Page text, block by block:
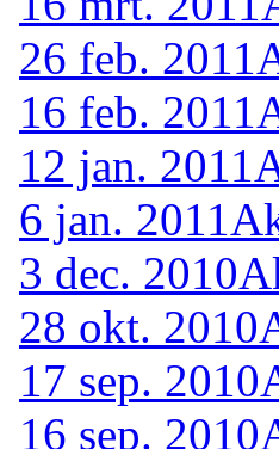
26 feb. 2011
16 feb. 2011
12 jan. 2011
6 jan. 2011
3 dec. 2010
28 okt. 2010
17 sep. 2010
16 sep. 2010